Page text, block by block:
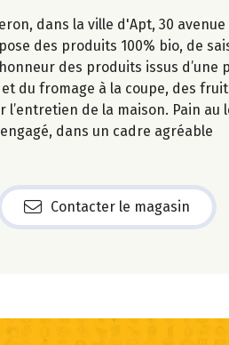
dans la ville d'Apt, 30 avenue
des produits 100% bio, de
des produits issus
du fromage à la coupe, des
de la maison. Pain au
dans un cadre agréable
Contacter le magasin